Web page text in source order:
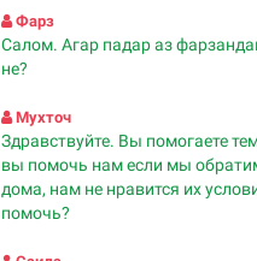
Фарз
Салом. Агар падар аз
не?
Мухточ
Здравствуйте. Вы помогаете
вы помочь нам если мы
дома, нам не нравится их
помочь?